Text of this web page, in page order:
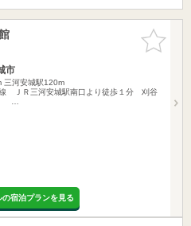
お気に入
りに追加
市
三河安城駅120m
ＪＲ三河安城駅南口より徒歩１分 刈谷
…
宿泊プランを見る